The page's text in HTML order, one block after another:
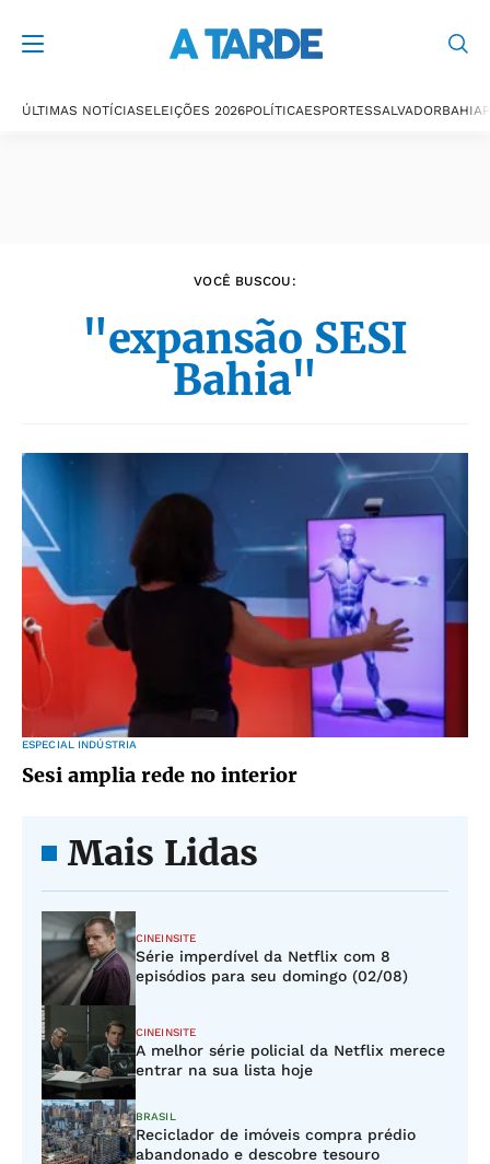
ÚLTIMAS NOTÍCIASELEIÇÕES 2026POLÍTICAESPORTESSALVADORBAHIA
VOCÊ BUSCOU:
"expansão SESI
Bahia"
ESPECIAL INDÚSTRIA
Sesi amplia rede no interior
Mais Lidas
CINEINSITE
Série imperdível da Netflix com 8
episódios para seu domingo (02/08)
CINEINSITE
A melhor série policial da Netflix merece
entrar na sua lista hoje
BRASIL
Reciclador de imóveis compra prédio
abandonado e descobre tesouro